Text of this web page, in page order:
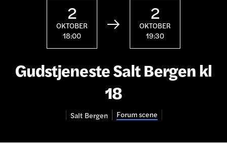
2
OKTOBER
18:00

2
OKTOBER
19:30
Gudstjeneste Salt Bergen kl
18
Salt Bergen Forum scene